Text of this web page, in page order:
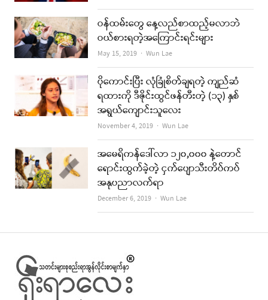
ဝန်ထမ်းတွေ နေ့လည်စာထည့်မလာဘဲ
ဝယ်စားရတဲ့အကြောင်းရင်းများ
May 15, 2019 Author
Wun Lae
ပိုကောင်းပြီး လုံခြုံစိတ်ချရတဲ့ ကျည်ဆံ
ရထားကို ဒီဇိုင်းထွင်ဖန်တီးတဲ့ (၁၃) နှစ်
အရွယ်ကျောင်းသူလေး
November 4, 2019 Author
Wun Lae
အမေရိကန်ဒေါ်လာ ၁၂၀,၀၀၀ နဲ့တောင်
ရောင်းထွက်ခဲ့တဲ့ ငှက်ပျောသီးတိပ်ကပ်
အနုပညာလက်ရာ
December 6, 2019 Author
Wun Lae